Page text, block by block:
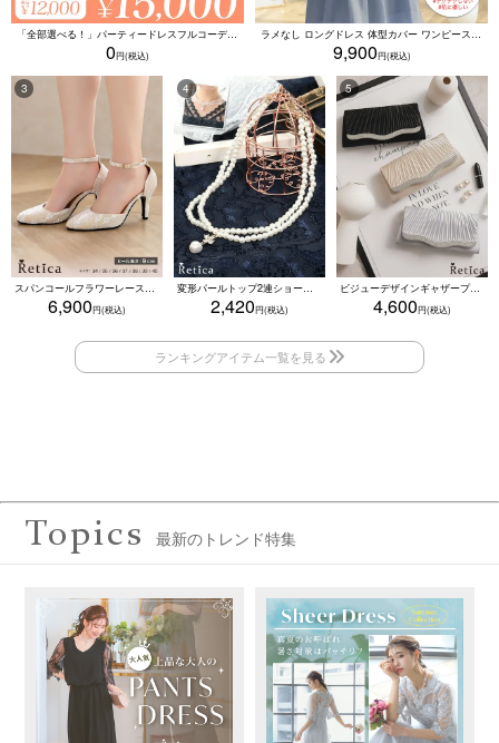
「全部選べる！」パーティードレスフルコーデセット (ドレス1点＋バッグ1点＋アクセ1点+靴1足/4点15000円(税込)/靴なしで12000円(税込))
0 9,900
スパンコールフラワーレースアンクルストラップハイヒールセパレートパンプス (ベージュ)
6,900
変形パールトップ2連ショートパールネックレス(ホワイト)
2,420
ビジューデザインギャザープリーツ入り2wayバッグ(ベージュ/シルバー/ブラック)
4,600
Topics 最新のトレンド特集